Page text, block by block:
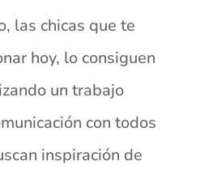
las chicas que te
hoy, lo consiguen
un trabajo
con todos
inspiración de